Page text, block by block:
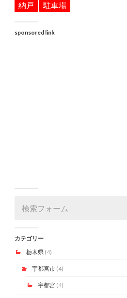
納戸
駐車場
sponsored link
カテゴリー
栃木県 (4)
宇都宮市(4)
宇都宮(4)